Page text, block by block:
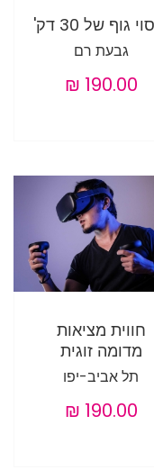
גוף של 30 דק'
גבעת רם
חווית מציאות
מדומה זוגית
תל אביב-יפו